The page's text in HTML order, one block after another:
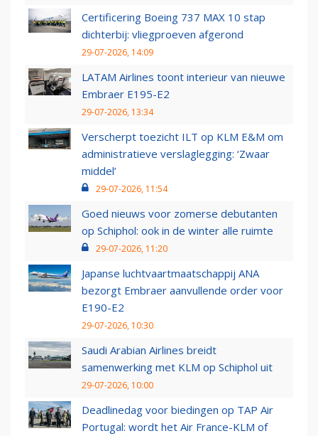
Certificering Boeing 737 MAX 10 stap
dichterbij: vliegproeven afgerond
29-07-2026, 14:09
LATAM Airlines toont interieur van nieuwe
Embraer E195-E2
29-07-2026, 13:34
Verscherpt toezicht ILT op KLM E&M om
administratieve verslaglegging: ‘Zwaar
middel’
29-07-2026, 11:54
Goed nieuws voor zomerse debutanten
op Schiphol: ook in de winter alle ruimte
29-07-2026, 11:20
Japanse luchtvaartmaatschappij ANA
bezorgt Embraer aanvullende order voor
E190-E2
29-07-2026, 10:30
Saudi Arabian Airlines breidt
samenwerking met KLM op Schiphol uit
29-07-2026, 10:00
Deadlinedag voor biedingen op TAP Air
Portugal: wordt het Air France-KLM of